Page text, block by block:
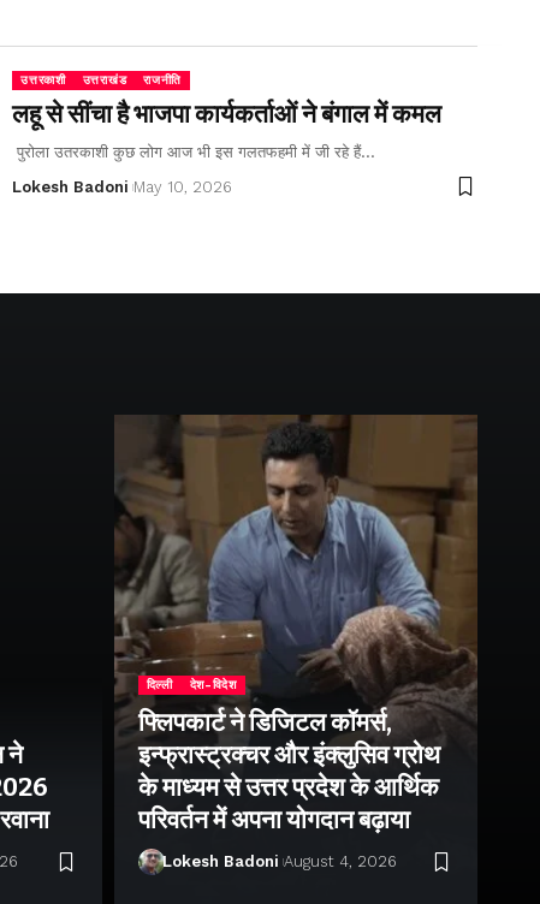
उत्तरकाशी उत्तराखंड राजनीति
लहू से सींचा है भाजपा कार्यकर्ताओं ने बंगाल में कमल
पुरोला उतरकाशी कुछ लोग आज भी इस गलतफहमी में जी रहे हैं…
Lokesh Badoni May 10, 2026
ने
दिल्ली देश-विदेश
फ्लिपकार्ट ने डिजिटल कॉमर्स,
इन्फ्रास्ट्रक्चर और इंक्लुसिव ग्रोथ
के माध्यम से उत्तर प्रदेश के आर्थिक
परिवर्तन में अपना योगदान बढ़ाया
Lokesh Badoni August 4, 2026